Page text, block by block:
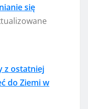
się
z ostatniej
do Ziemi w